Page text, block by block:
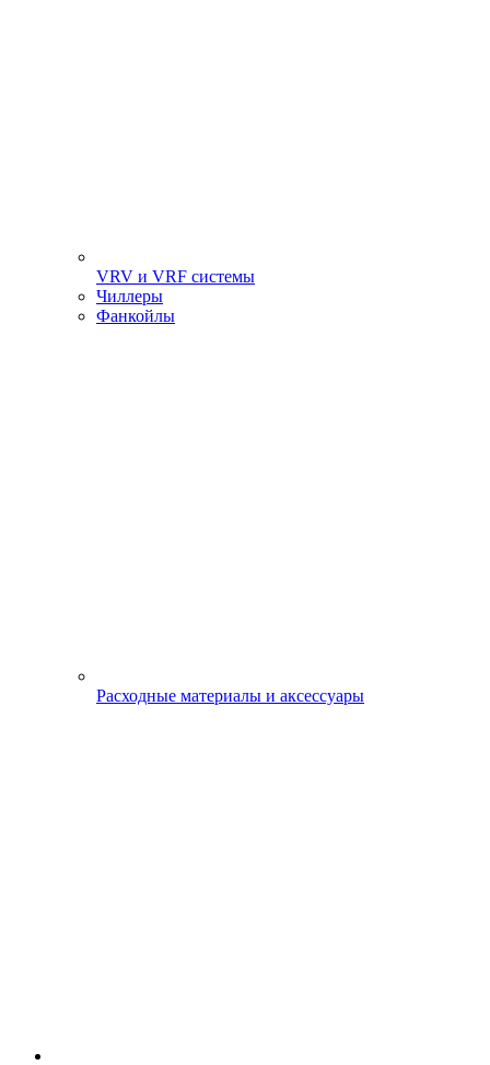
VRV и VRF системы
Чиллеры
Фанкойлы
Расходные материалы и аксессуары